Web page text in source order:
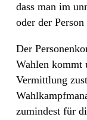
dass man im
oder der
Der
Wahlen kommt
Vermittlung
zumindest für